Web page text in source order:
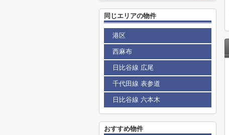
同じエリアの物件
港区
西麻布
日比谷線 広尾
千代田線 表参道
日比谷線 六本木
おすすめ物件